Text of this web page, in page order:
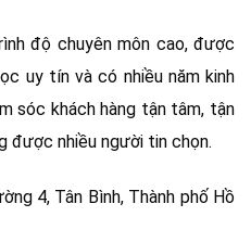
độ chuyên môn cao, được
uy tín và có nhiều năm kinh
sóc khách hàng tận tâm, tận
được nhiều người tin chọn.
4, Tân Bình, Thành phố Hồ